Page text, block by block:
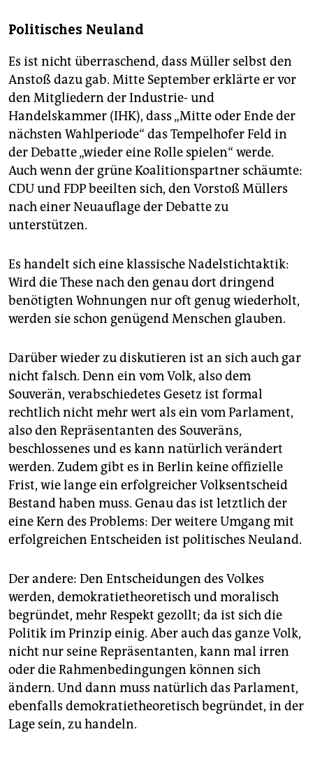
Politisches Neuland
Es ist nicht überraschend, dass Müller selbst den
Anstoß dazu gab. Mitte September erklärte er vor
den Mitgliedern der Industrie- und
Handelskammer (IHK), dass „Mitte oder Ende der
nächsten Wahlperiode“ das Tempelhofer Feld in
der Debatte „wieder eine Rolle spielen“ werde.
Auch wenn der grüne Koalitionspartner schäumte:
CDU und FDP beeilten sich, den Vorstoß Müllers
nach einer Neuauflage der Debatte zu
unterstützen.
Es handelt sich eine klassische Nadelstichtaktik:
Wird die These nach den genau dort dringend
benötigten Wohnungen nur oft genug wiederholt,
werden sie schon genügend Menschen glauben.
Darüber wieder zu diskutieren ist an sich auch gar
nicht falsch. Denn ein vom Volk, also dem
Souverän, verabschiedetes Gesetz ist formal
rechtlich nicht mehr wert als ein vom Parlament,
also den Repräsentanten des Souveräns,
beschlossenes und es kann natürlich verändert
werden. Zudem gibt es in Berlin keine offizielle
Frist, wie lange ein erfolgreicher Volksentscheid
Bestand haben muss. Genau das ist letztlich der
eine Kern des Problems: Der weitere Umgang mit
erfolgreichen Entscheiden ist politisches Neuland.
Der andere: Den Entscheidungen des Volkes
werden, demokratietheoretisch und moralisch
begründet, mehr Respekt gezollt; da ist sich die
Politik im Prinzip einig. Aber auch das ganze Volk,
nicht nur seine Repräsentanten, kann mal irren
oder die Rahmenbedingungen können sich
ändern. Und dann muss natürlich das Parlament,
ebenfalls demokratietheoretisch begründet, in der
Lage sein, zu handeln.